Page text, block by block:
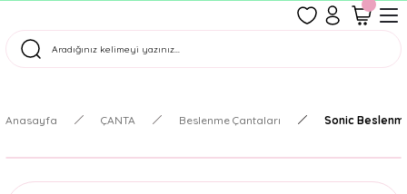
Tüm Siparişler Aynı Gün Kargoda!
Anasayfa ÇANTA Beslenme Çantaları Sonic